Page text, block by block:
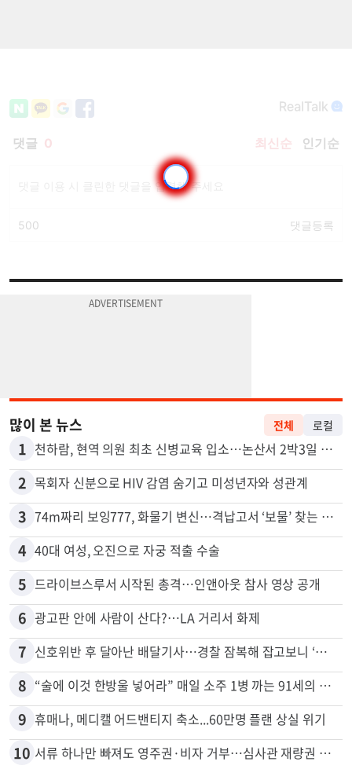
많이 본 뉴스
1
2 목회자 신분으로 HIV 감염 숨기고 미성년자와 성관계
3
4 40대 여성, 오진으로 자궁 적출 수술
5 드라이브스루서 시작된 총격…인앤아웃 참사 영상 공개
6 광고판 안에 사람이 산다?…LA 거리서 화제
7 신호위반 후 달아난 배달기사…경찰 잠복해 잡고보니 ‘반전’
8 “술에 이것 한방울 넣어라” 매일 소주 1병 까는 91세의 철칙
9 휴매나, 메디캘 어드밴티지 축소...60만명 플랜 상실 위기